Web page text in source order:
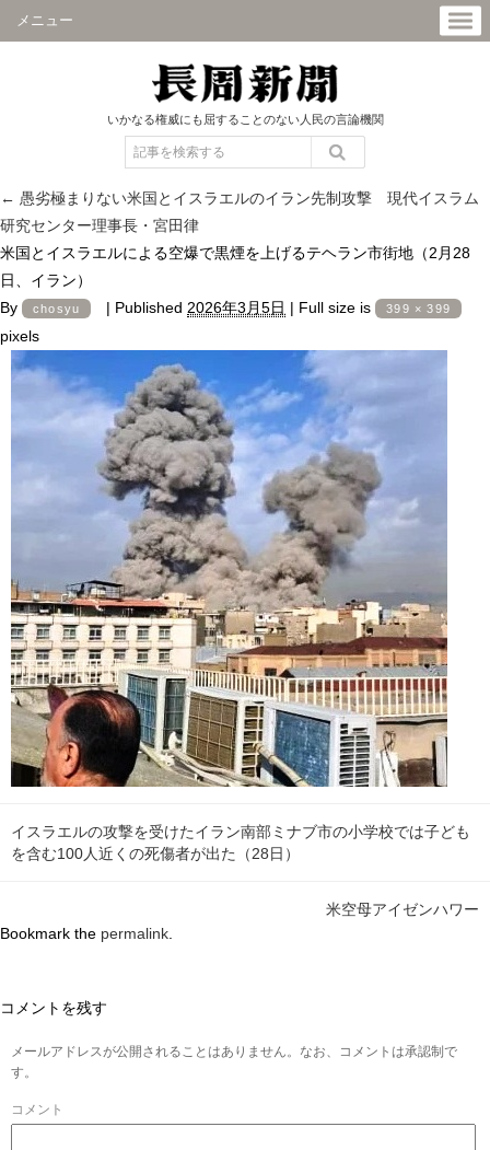
メニュー
いかなる権威にも屈することのない人民の言論機関
← 愚劣極まりない米国とイスラエルのイラン先制攻撃 現代イスラム
研究センター理事長・宮田律
米国とイスラエルによる空爆で黒煙を上げるテヘラン市街地（2月28
日、イラン）
By
chosyu | Published 2026年3月5日 | Full size is 399 × 399
pixels
イスラエルの攻撃を受けたイラン南部ミナブ市の小学校では子ども
を含む100人近くの死傷者が出た（28日）
米空母アイゼンハワー
Bookmark the permalink
コメントを残す
メールアドレスが公開されることはありません。なお、コメントは承認制で
す。
コメント